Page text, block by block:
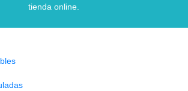
tienda online.